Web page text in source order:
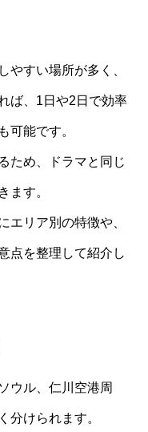
やすい場所が多く、
ば、1日や2日で効率
可能です。
ため、ドラマと同じ
ます。
エリア別の特徴や、
点を整理して紹介し
ウル、仁川空港周
分けられます。